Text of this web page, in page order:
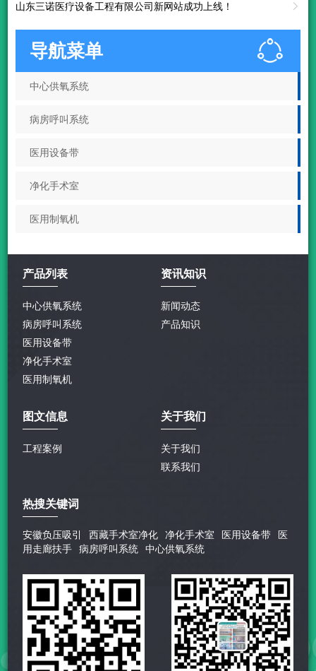
山东三诺医疗设备工程有限公司新网站成功上线！ 
导航菜单
中心供氧系统
病房呼叫系统
医用设备带
净化手术室
医用制氧机
产品列表
中心供氧系统
病房呼叫系统
医用设备带
净化手术室
医用制氧机
资讯知识
新闻动态
产品知识
图文信息
工程案例
关于我们
关于我们
联系我们
热搜关键词
安徽负压吸引 西藏手术室净化 净化手术室 医用设备带
医
用走廊扶手
病房呼叫系统 中心供氧系统